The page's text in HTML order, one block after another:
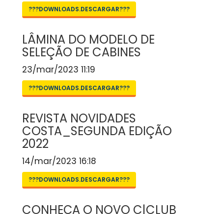
???DOWNLOADS.DESCARGAR???
LÂMINA DO MODELO DE
SELEÇÃO DE CABINES
23/mar/2023 11:19
???DOWNLOADS.DESCARGAR???
REVISTA NOVIDADES
COSTA_SEGUNDA EDIÇÃO
2022
14/mar/2023 16:18
???DOWNLOADS.DESCARGAR???
CONHEÇA O NOVO C|CLUB